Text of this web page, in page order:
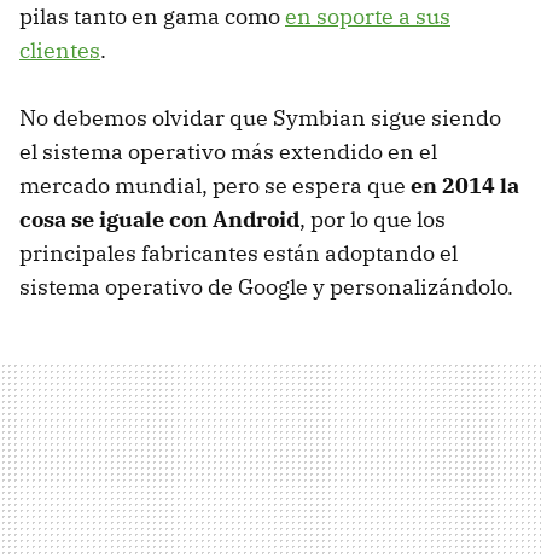
pilas tanto en gama comoen soporte a sus
clientes.
No debemos olvidar que Symbian sigue siendo
el sistema operativo más extendido en el
mercado mundial, pero se espera que en 2014 la
cosa se iguale con Android, por lo que los
principales fabricantes están adoptando el
sistema operativo de Google y personalizándolo.